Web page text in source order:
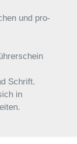
und pro-
Schrift.
in